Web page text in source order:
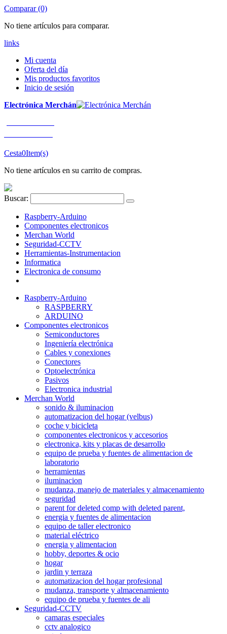
Comparar (0)
No tiene artículos para comparar.
links
Mi cuenta
Oferta del día
Mis productos favoritos
Inicio de sesión
Electrónica Merchán
Cesta0Item(s)
No tiene artículos en su carrito de compras.
Buscar:
Raspberry-Arduino
Componentes electronicos
Merchan World
Seguridad-CCTV
Herramientas-Instrumentacion
Informatica
Electronica de consumo
Raspberry-Arduino
RASPBERRY
ARDUINO
Componentes electronicos
Semiconductores
Ingeniería electrónica
Cables y conexiones
Conectores
Optoelectrónica
Pasivos
Electronica industrial
Merchan World
sonido & iluminacion
automatizacion del hogar (velbus)
coche y bicicleta
componentes electronicos y accesorios
electronica, kits y placas de desarrollo
equipo de prueba y fuentes de alimentacion de
laboratorio
herramientas
iluminacion
mudanza, manejo de materiales y almacenamiento
seguridad
parent for deleted comp with deleted parent,
energia y fuentes de alimentacion
equipo de taller electronico
material eléctrico
energia y alimentacion
hobby, deportes & ocio
hogar
jardin y terraza
automatizacion del hogar profesional
mudanza, transporte y almacenamiento
equipo de prueba y fuentes de ali
Seguridad-CCTV
camaras especiales
cctv analogico